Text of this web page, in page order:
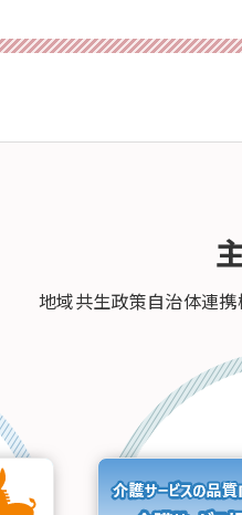
地域共生政策自治体連携